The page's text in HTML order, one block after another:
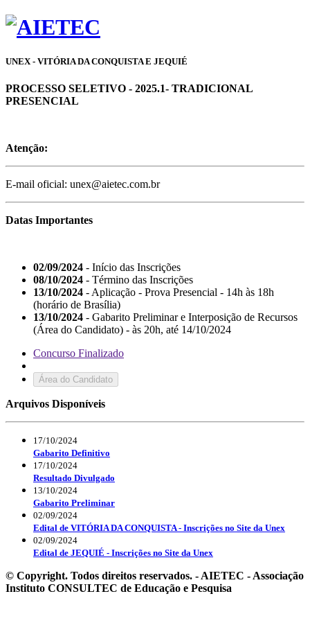
UNEX - VITÓRIA DA CONQUISTA E JEQUIÉ
PROCESSO SELETIVO - 2025.1- TRADICIONAL
PRESENCIAL
Atenção:
E-mail oficial: unex@aietec.com.br
Datas Importantes
02/09/2024 - Início das Inscrições
08/10/2024 - Término das Inscrições
13/10/2024 - Aplicação - Prova Presencial - 14h às 18h
(horário de Brasília)
13/10/2024 - Gabarito Preliminar e Interposição de Recursos
(Área do Candidato) - às 20h, até 14/10/2024
Concurso Finalizado
Área do Candidato
Arquivos Disponíveis
17/10/2024
Gabarito Definitivo
17/10/2024
Resultado Divulgado
13/10/2024
Gabarito Preliminar
02/09/2024
Edital de VITÓRIA DA CONQUISTA - Inscrições no Site da Unex
02/09/2024
Edital de JEQUIÉ - Inscrições no Site da Unex
© Copyright. Todos direitos reservados. - AIETEC - Associação
Instituto CONSULTEC de Educação e Pesquisa